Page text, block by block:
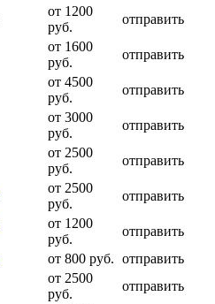
от 1200
руб.
отправить
от 1600
руб.
отправить
от 4500
руб.
отправить
от 3000
руб.
отправить
от 2500
руб.
отправить
от 2500
руб.
отправить
от 1200
руб.
отправить
от 800 руб. отправить
от 2500
руб.
отправить